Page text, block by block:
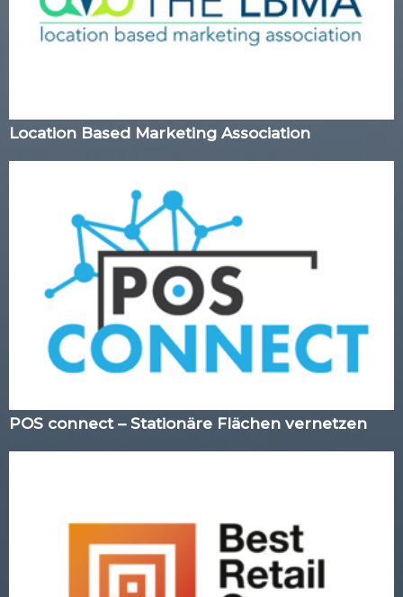
Location Based Marketing Association
POS connect – Stationäre Flächen vernetzen